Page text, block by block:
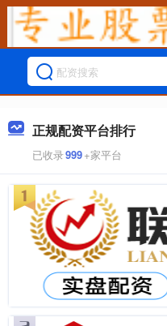
正规配资平台排行
已收录999+家平台